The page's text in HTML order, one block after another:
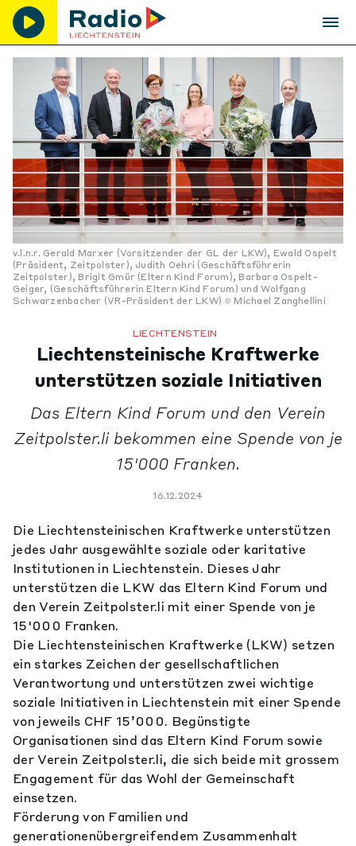
v.l.n.r. Gerald Marxer (Vorsitzender der GL der LKW), Ewald Ospelt
(Präsident, Zeitpolster), Judith Oehri (Geschäftsführerin
Zeitpolster), Brigit Gmür (Eltern Kind Forum), Barbara Ospelt-
Geiger, (Geschäftsführerin Eltern Kind Forum) und Wolfgang
Schwarzenbacher (VR-Präsident der LKW)
Michael Zanghellini
LIECHTENSTEIN
Liechtensteinische Kraftwerke
unterstützen soziale Initiativen
Das Eltern Kind Forum und den Verein
Zeitpolster.li bekommen eine Spende von je
15'000 Franken.
16.12.2024
Die Liechtensteinischen Kraftwerke unterstützen
jedes Jahr ausgewählte soziale oder karitative
Institutionen in Liechtenstein. Dieses Jahr
unterstützen die LKW das Eltern Kind Forum und
den Verein Zeitpolster.li mit einer Spende von je
15'000 Franken.
Die Liechtensteinischen Kraftwerke (LKW) setzen
ein starkes Zeichen der gesellschaftlichen
Verantwortung und unterstützen zwei wichtige
soziale Initiativen in Liechtenstein mit einer Spende
von jeweils CHF 15’000. Begünstigte
Organisationen sind das Eltern Kind Forum sowie
der Verein Zeitpolster.li, die sich beide mit grossem
Engagement für das Wohl der Gemeinschaft
einsetzen.
Förderung von Familien und
generationenübergreifendem Zusammenhalt